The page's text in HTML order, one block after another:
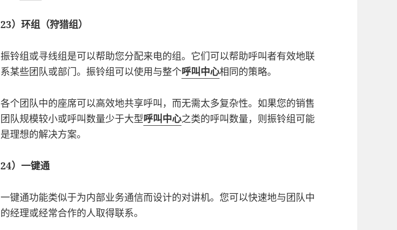
23）环组（狩猎组）
振铃组或寻线组是可以帮助您分配来电的组。它们可以帮助呼叫者有效地联
系某些团队或部门。振铃组可以使用与整个呼叫中心相同的策略。
各个团队中的座席可以高效地共享呼叫，而无需太多复杂性。如果您的销售
团队规模较小或呼叫数量少于大型呼叫中心之类的呼叫数量，则振铃组可能
是理想的解决方案。
24）一键通
一键通功能类似于为内部业务通信而设计的对讲机。您可以快速地与团队中
的经理或经常合作的人取得联系。